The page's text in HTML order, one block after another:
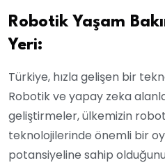
Robotik Yaşam
Yeri:
Türkiye, hızla gelişen bir
Robotik ve yapay zeka
geliştirmeler, ülkemizin
teknolojilerinde önemli bir
potansiyeline sahip